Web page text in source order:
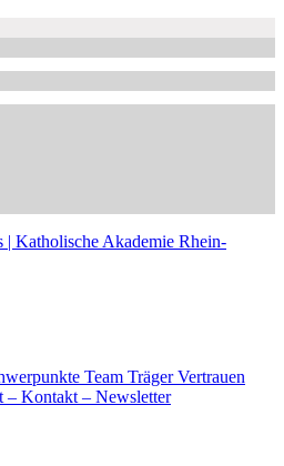
Team TrägerVertrauen
– Kontakt – Newsletter